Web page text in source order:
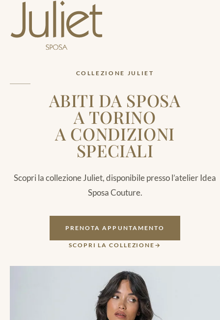
COLLEZIONE JULIET
ABITI DA SPOSA
A TORINO
A CONDIZIONI
SPECIALI
Scopri la collezione Juliet, disponibile presso l’atelier Idea
Sposa Couture.
PRENOTA APPUNTAMENTO
SCOPRI LA COLLEZIONE